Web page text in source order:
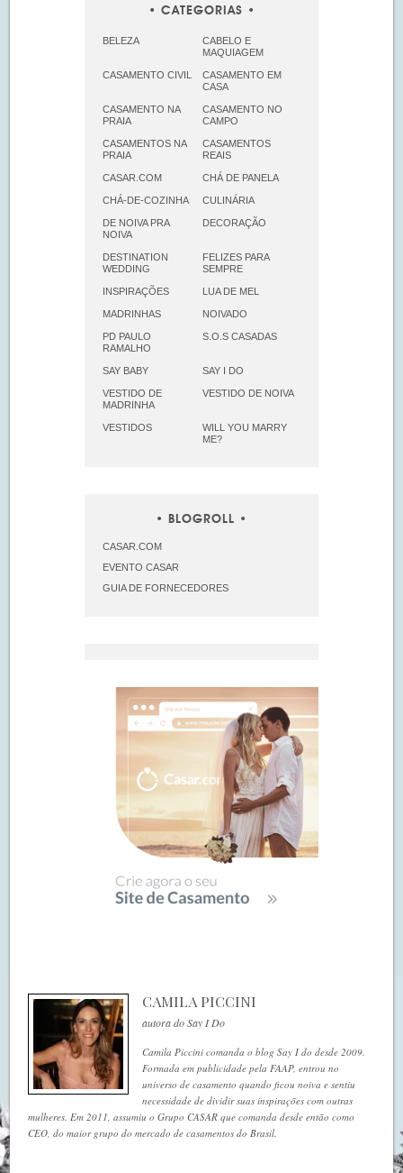
CATEGORIAS
BELEZA
CABELO E
MAQUIAGEM
CASAMENTO CIVIL
CASAMENTO EM
CASA
CASAMENTO NA
PRAIA
CASAMENTO NO
CAMPO
CASAMENTOS NA
PRAIA
CASAMENTOS
REAIS
CASAR.COM CHÁ DE PANELA
CHÁ-DE-COZINHA CULINÁRIA
DE NOIVA PRA
NOIVA
DECORAÇÃO
DESTINATION
WEDDING
FELIZES PARA
SEMPRE
INSPIRAÇÕES LUA DE MEL
MADRINHAS NOIVADO
PD PAULO
RAMALHO
S.O.S CASADAS
SAY BABY SAY I DO
VESTIDO DE
MADRINHA
VESTIDO DE NOIVA
VESTIDOS
WILL YOU MARRY
ME?
BLOGROLL
CASAR.COM
EVENTO CASAR
GUIA DE FORNECEDORES
CAMILA PICCINI
autora do Say I Do
Camila Piccini comanda o blog Say I do desde 2009.
Formada em publicidade pela FAAP, entrou no
universo de casamento quando ficou noiva e sentiu
necessidade de dividir suas inspirações com outras
mulheres. Em 2011, assumiu o Grupo CASAR que comanda desde então como
CEO, do maior grupo do mercado de casamentos do Brasil.